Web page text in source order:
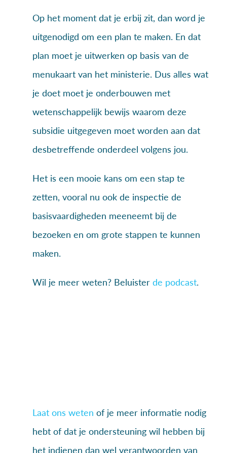
Op het moment dat je erbij zit, dan word je
uitgenodigd om een plan te maken. En dat
plan moet je uitwerken op basis van de
menukaart van het ministerie. Dus alles wat
je doet moet je onderbouwen met
wetenschappelijk bewijs waarom deze
subsidie uitgegeven moet worden aan dat
desbetreffende onderdeel volgens jou.
Het is een mooie kans om een stap te
zetten, vooral nu ook de inspectie de
basisvaardigheden meeneemt bij de
bezoeken en om grote stappen te kunnen
maken.
Wil je meer weten? Beluister de podcast.
Laat ons weten of je meer informatie nodig
hebt of dat je ondersteuning wil hebben bij
het indienen dan wel verantwoorden van